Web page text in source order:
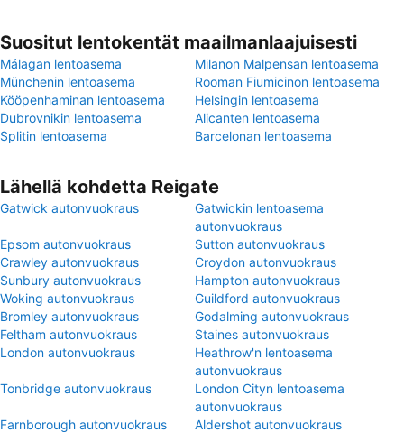
Suositut lentokentät maailmanlaajuisesti
Málagan lentoasema
Milanon Malpensan lentoasema
Münchenin lentoasema
Rooman Fiumicinon lentoasema
Kööpenhaminan lentoasema
Helsingin lentoasema
Dubrovnikin lentoasema
Alicanten lentoasema
Splitin lentoasema
Barcelonan lentoasema
Lähellä kohdetta Reigate
Gatwick autonvuokraus
Gatwickin lentoasema
autonvuokraus
Epsom autonvuokraus
Sutton autonvuokraus
Crawley autonvuokraus
Croydon autonvuokraus
Sunbury autonvuokraus
Hampton autonvuokraus
Woking autonvuokraus
Guildford autonvuokraus
Bromley autonvuokraus
Godalming autonvuokraus
Feltham autonvuokraus
Staines autonvuokraus
London autonvuokraus
Heathrow'n lentoasema
autonvuokraus
Tonbridge autonvuokraus
London Cityn lentoasema
autonvuokraus
Farnborough autonvuokraus
Aldershot autonvuokraus